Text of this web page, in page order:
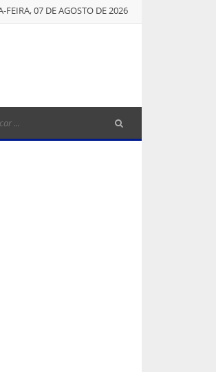
FEIRA, 07 DE AGOSTO DE 2026